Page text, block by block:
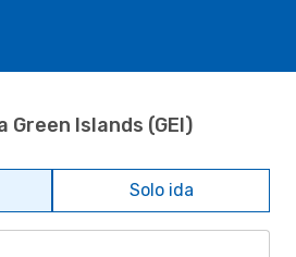
Islands (GEI)
Solo ida